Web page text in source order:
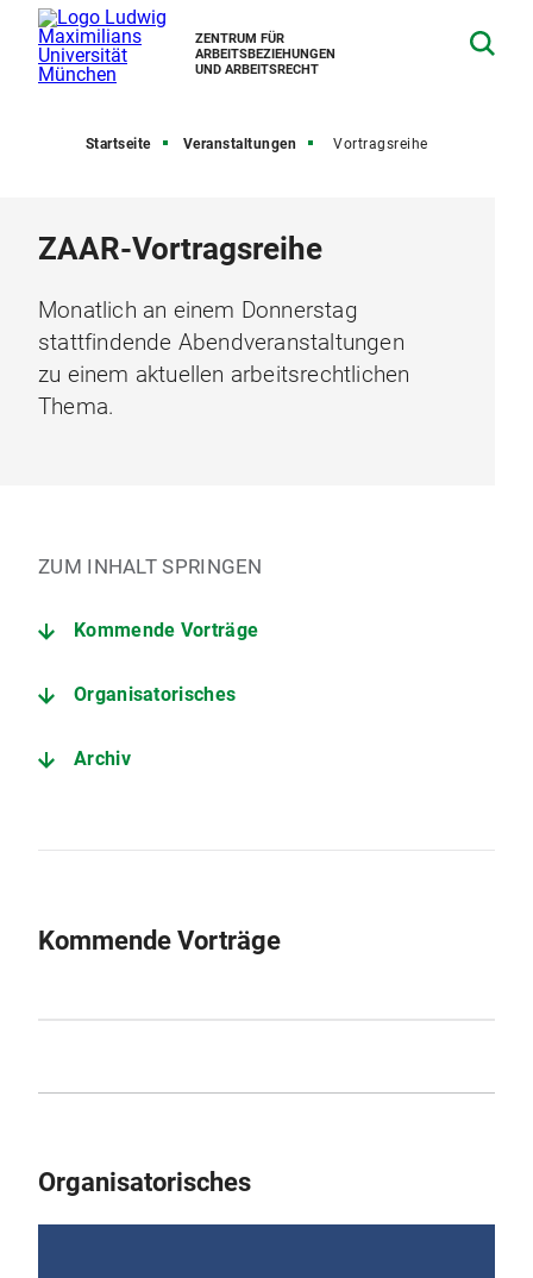
ZENTRUM FÜR
ARBEITSBEZIEHUNGEN
UND ARBEITSRECHT
Startseite Veranstaltungen Vortragsreihe
ZAAR-Vortragsreihe
Monatlich an einem Donnerstag
stattfindende Abendveranstaltungen
zu einem aktuellen arbeitsrechtlichen
Thema.
ZUM INHALT SPRINGEN
Kommende Vorträge
Organisatorisches
Archiv
Kommende Vorträge
Organisatorisches